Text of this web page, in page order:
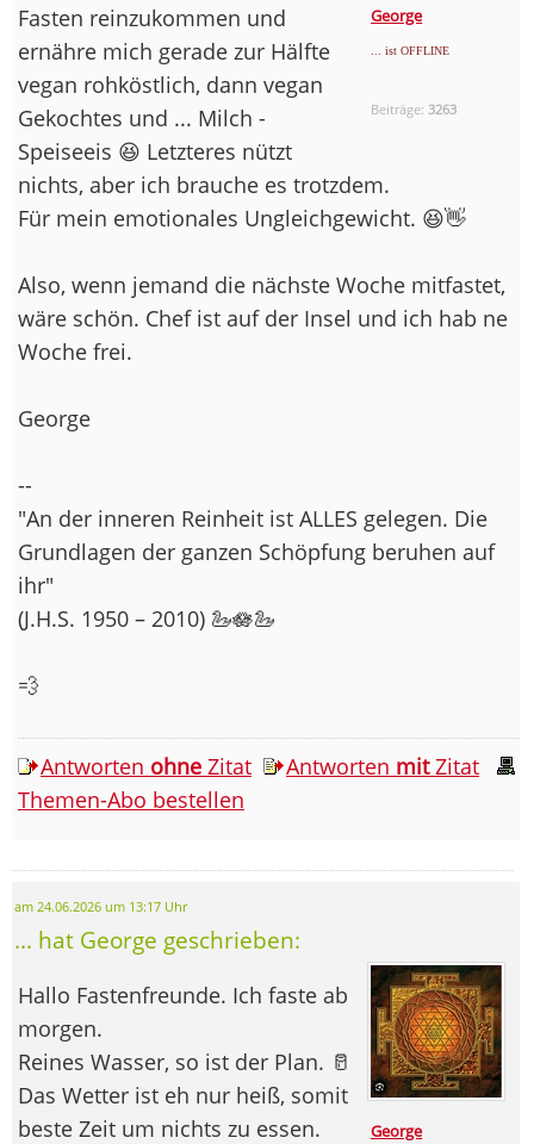
George
... ist OFFLINE
Beiträge:3263
Fasten reinzukommen und
ernähre mich gerade zur Hälfte
vegan rohköstlich, dann vegan
Gekochtes und ... Milch -
Speiseeis 😆 Letzteres nützt
nichts, aber ich brauche es trotzdem.
Für mein emotionales Ungleichgewicht. 😆👋
Also, wenn jemand die nächste Woche mitfastet,
wäre schön. Chef ist auf der Insel und ich hab ne
Woche frei.
George
--
"An der inneren Reinheit ist ALLES gelegen. Die
Grundlagen der ganzen Schöpfung beruhen auf
ihr"
(J.H.S. 1950 – 2010) 🦢🪷🦢
💨
Antworten ohne Zitat Antworten mitZitat
Themen-Abo bestellen
am 24.06.2026 um 13:17 Uhr
... hat George geschrieben:
George
Hallo Fastenfreunde. Ich faste ab
morgen.
Reines Wasser, so ist der Plan. 🥛
Das Wetter ist eh nur heiß, somit
beste Zeit um nichts zu essen.